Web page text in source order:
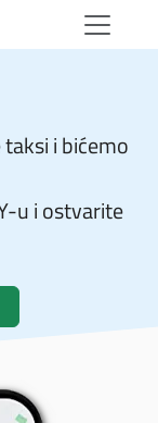
i bićemo
u i ostvarite